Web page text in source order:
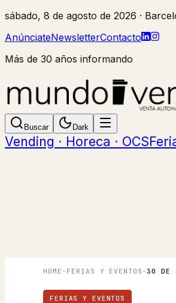
sábado, 8 de agosto de 2026 ·
AnúnciateNewsletterContacto
Más de 30 años informando
Buscar Dark
Vending · Horeca · OCS
HOME · FERIAS Y EVENTOS ·
FERIAS Y EVENTOS